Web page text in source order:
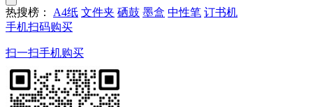
热搜榜： A4纸 文件夹 硒鼓 墨盒 中性笔 订书机
手机扫码购买
扫一扫手机购买